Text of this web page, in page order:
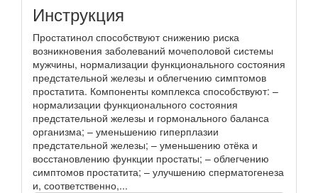
Инструкция
Простатинол способствуют снижению риска
возникновения заболеваний мочеполовой системы
мужчины, нормализации функционального состояния
предстательной железы и облегчению симптомов
простатита. Компоненты комплекса способствуют: –
нормализации функционального состояния
предстательной железы и гормонального баланса
организма; – уменьшению гиперплазии
предстательной железы; – уменьшению отёка и
восстановлению функции простаты; – облегчению
симптомов простатита; – улучшению сперматогенеза
и, соответственно,...